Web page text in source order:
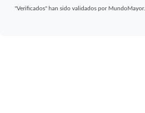
"Verificados" han sido validados por MundoMayor.